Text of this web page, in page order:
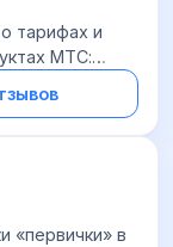
тарифах и
МТС:
и отдыха,
«первички» в